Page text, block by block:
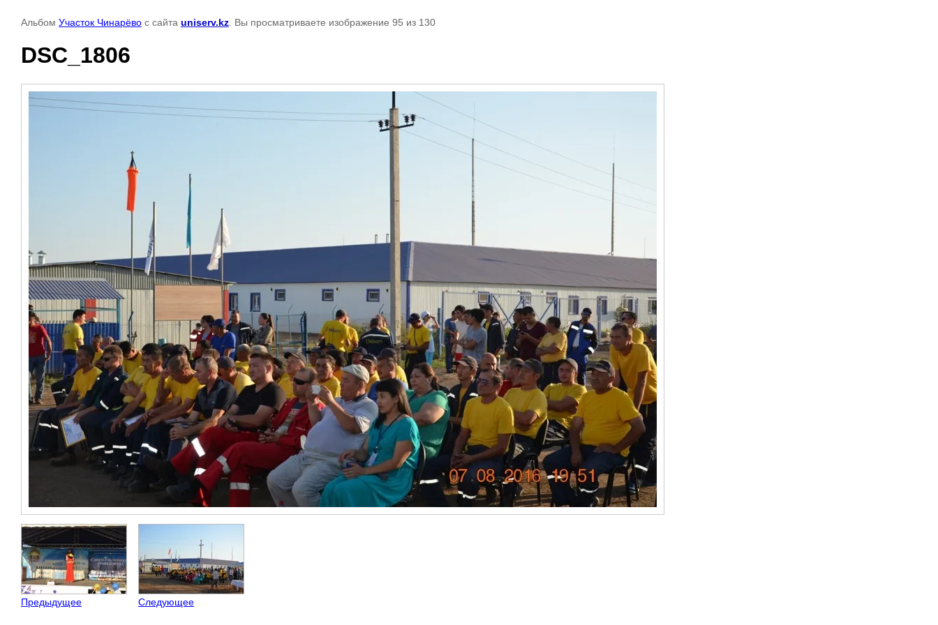
Альбом Участок Чинарёво с сайта uniserv.kz . Вы просматриваете изображение 95 из 130
DSC_1806
Предыдущее Следующее